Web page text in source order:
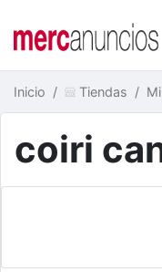
Inicio Tiendas
coiri